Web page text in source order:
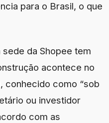
para o Brasil, o que
da Shopee tem
acontece no
conhecido como “sob
ou investidor
com as